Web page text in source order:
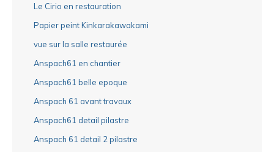
Le Cirio en restauration
Papier peint Kinkarakawakami
vue sur la salle restaurée
Anspach61 en chantier
Anspach61 belle epoque
Anspach 61 avant travaux
Anspach61 detail pilastre
Anspach 61 detail 2 pilastre